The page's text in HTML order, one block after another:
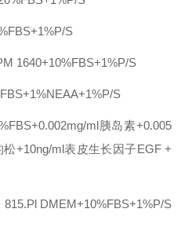
S
1640+10%FBS+1%P/S
S
ml胰岛素+0.005
+10ng/ml表皮生长因子EGF +
815.Pl DMEM+10%FBS+1%P/S